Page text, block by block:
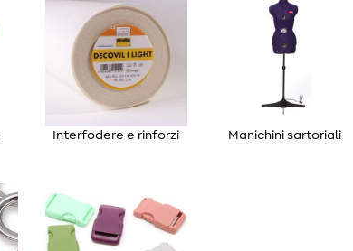
Interfodere e rinforzi Manichini sartoriali